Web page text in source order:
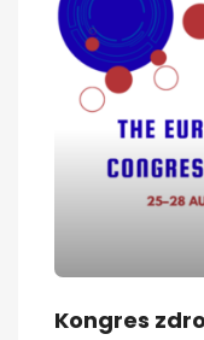
Kongres